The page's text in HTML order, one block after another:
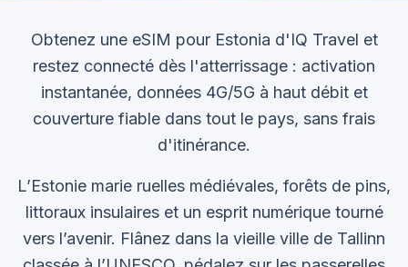
Obtenez une eSIM pour Estonia d'IQ Travel et
restez connecté dès l'atterrissage : activation
instantanée, données 4G/5G à haut débit et
couverture fiable dans tout le pays, sans frais
d'itinérance.
L’Estonie marie ruelles médiévales, forêts de pins,
littoraux insulaires et un esprit numérique tourné
vers l’avenir. Flânez dans la vieille ville de Tallinn